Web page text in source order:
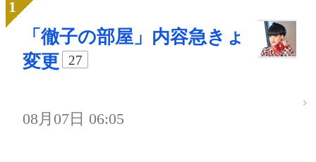
「徹子の部屋」内容急きょ
変更
27
08月07日 06:05